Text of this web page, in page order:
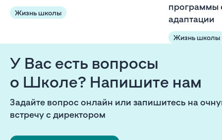
Жизнь школы
программы
адаптации
Жизнь школы
У Вас есть вопросы
о Школе? Напишите нам
Задайте вопрос онлайн или запишитесь на
встречу с директором